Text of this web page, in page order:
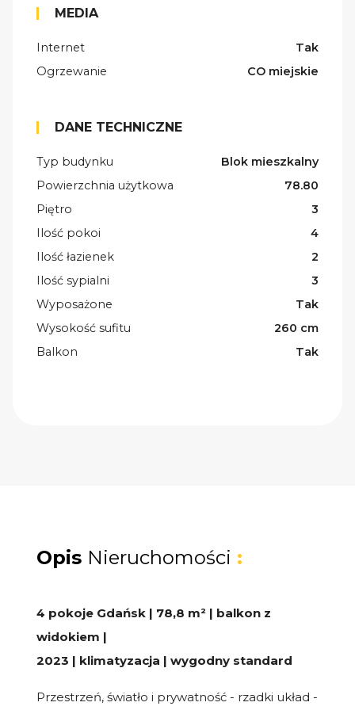
MEDIA
Internet
Tak
Ogrzewanie
CO miejskie
DANE TECHNICZNE
Typ budynku
Blok mieszkalny
Powierzchnia użytkowa
78.80
Piętro
3
Ilość pokoi
4
Ilość łazienek
2
Ilość sypialni
3
Wyposażone
Tak
Wysokość sufitu
260 cm
Balkon
Tak
Opis Nieruchomości :
4 pokoje Gdańsk | 78,8 m² | balkon z
widokiem |
2023 | klimatyzacja | wygodny standard
Przestrzeń, światło i prywatność - rzadki układ -